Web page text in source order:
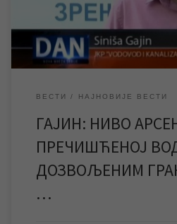
водовода 2004. године забрањена
ниво […]
ВЕСТИ НАЈНОВИЈЕ ВЕСТИ
ГАЈИН: НИВО
ПРЕЧИШЋЕНОЈ
ДОЗВОЉЕНИМ
…